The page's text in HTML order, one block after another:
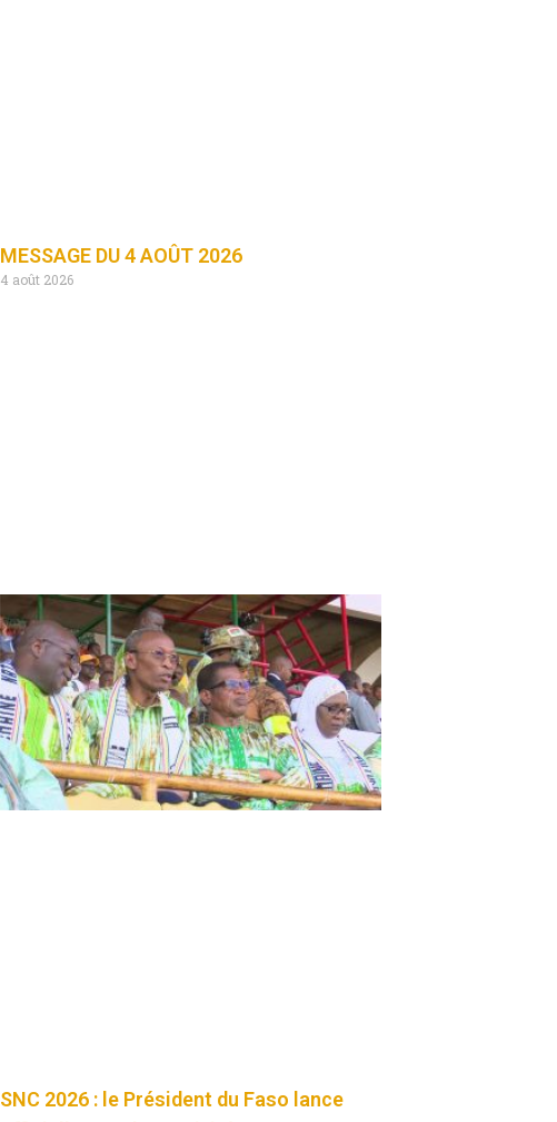
MESSAGE DU 4 AOÛT 2026
4 août 2026
SNC 2026 : le Président du Faso lance